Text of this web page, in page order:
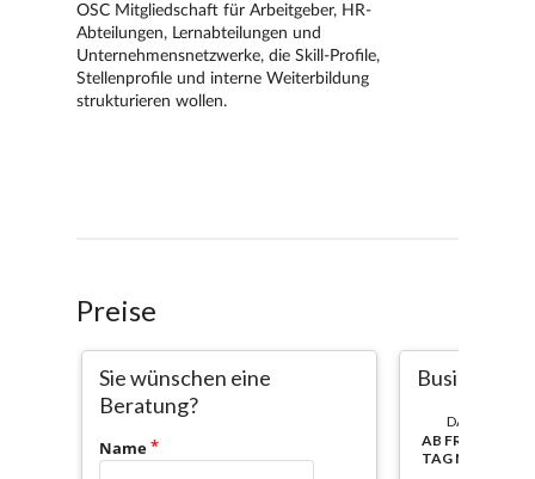
Preise
Sie wünschen eine
Beratung?
Name
Business
DAUER:
AB
TAG NUTZBAR